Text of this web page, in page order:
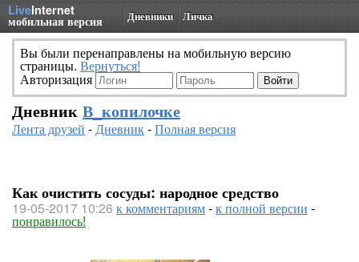
LiveInternet
мобильная версия Дневники Личка
Вы были перенаправлены на мобильную версию
страницы. Вернуться!
Авторизация
Дневник В_копилочке
Лента друзей -Дневник-Полная версия
Как очистить сосуды: народное средство
19-05-2017 10:26 к комментариям-к полной версии -
понравилось!